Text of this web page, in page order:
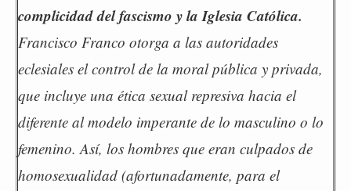
complicidad del fascismo y la Iglesia Católica.
Francisco Franco otorga a las autoridades
eclesiales el control de la moral pública y privada,
que incluye una ética sexual represiva hacia el
diferente al modelo imperante de lo masculino o lo
femenino. Así, los hombres que eran culpados de
homosexualidad (afortunadamente, para el